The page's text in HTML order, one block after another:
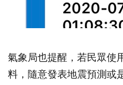
氣象局也提醒，若民眾使
料，隨意發表地震預測或